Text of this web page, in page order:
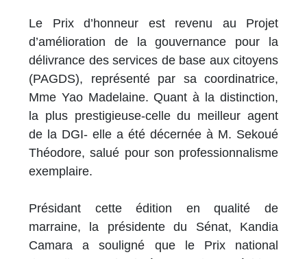
Le Prix d’honneur est revenu au Projet
d’amélioration de la gouvernance pour la
délivrance des services de base aux citoyens
(PAGDS), représenté par sa coordinatrice,
Mme Yao Madelaine. Quant à la distinction,
la plus prestigieuse-celle du meilleur agent
de la DGI- elle a été décernée à M. Sekoué
Théodore, salué pour son professionnalisme
exemplaire.
Présidant cette édition en qualité de
marraine, la présidente du Sénat, Kandia
Camara a souligné que le Prix national